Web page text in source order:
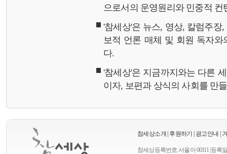
으로서의 운영원리와 민중적
'참세상'은 뉴스, 영상, 칼럼주
보적 언론 매체 및 회원 독자와
다.
'참세상'은 지금까지와는 다른
이자, 보편과 상식의 사회를 만
참세상소개 후원하기 광고안내
참세상 등록번호: 서울 아 00111 | 등록